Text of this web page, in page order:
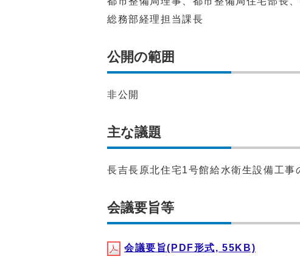
総務部経理担当課長
公開の範囲
非公開
主な議題
長吉長原北住宅1号館給水衛生設備工事
会議要旨等
会議要旨(PDF形式, 55KB)